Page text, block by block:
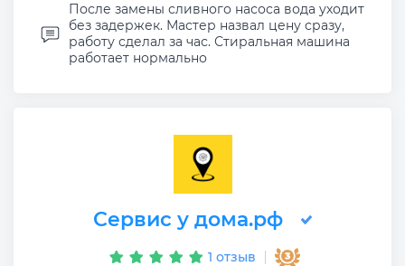
После замены сливного насоса вода уходит
без задержек. Мастер назвал цену сразу,
работу сделал за час. Стиральная машина
работает нормально
Сервис у дома.рф
1 отзыв